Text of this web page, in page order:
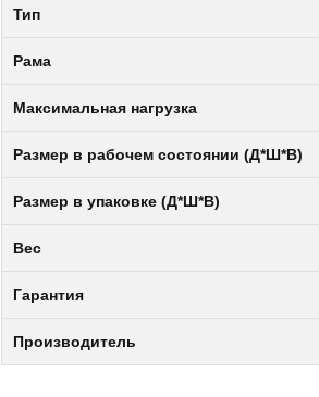
Эллиптический
автонаклоном
профессиональный
Тип
Рама
Максимальная нагрузка
Размер в рабочем состоянии (Д*Ш*В)
Размер в упаковке (Д*Ш*В)
Вес
Гарантия
Производитель